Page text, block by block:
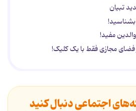
تبیان
بشناسید!
مفید!
فضای مجازی فقط با یک کلیک!
اجتماعی دنبال کنید